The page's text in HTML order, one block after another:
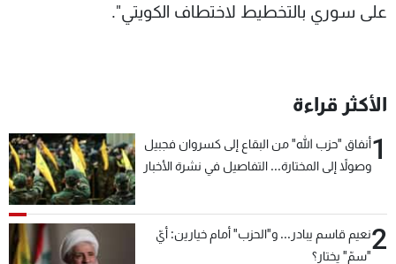
على سوري بالتخطيط لاختطاف الكويتي".
الأكثر قراءة
1أنفاق "حزب الله" من البقاع إلى كسروان فجبيل
وصولاً إلى المختارة... التفاصيل في نشرة الأخبار
2نعيم قاسم يبادر... و"الحزب" أمام خيارين: أيّ
"سمّ" يختار؟